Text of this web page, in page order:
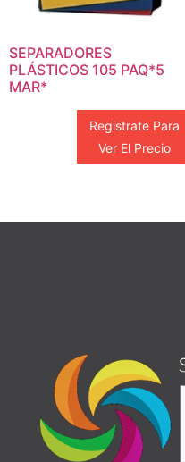
SEPARADORES
PLÁSTICOS 105 PAQ*5
MAR*
Registrate Para
Ver El Precio